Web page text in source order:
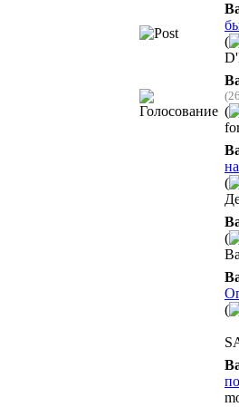
(
(
(
(
(